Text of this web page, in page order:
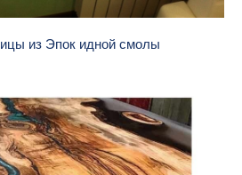
из Эпок идной смолы